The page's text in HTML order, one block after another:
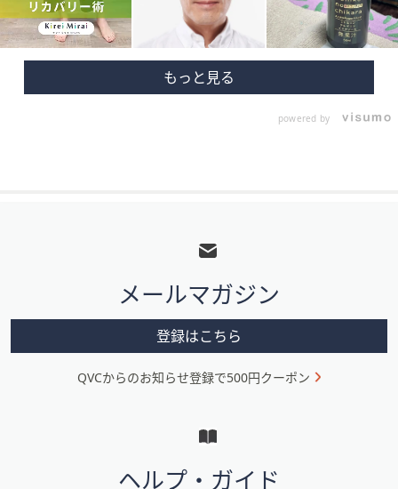
powered by
メ
ニ
メールマガジン
登録はこちら
QVCからのお知らせ登録で500円クーポン
ヘルプ・ガイド